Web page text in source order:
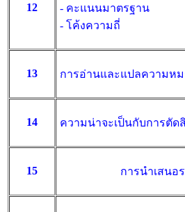
12
- คะแนนมาตรฐาน
- โค้งความถี่
13 การอ่านและแปลความห
14 ความน่าจะเป็นกับการตัด
15 การนำเสนอ